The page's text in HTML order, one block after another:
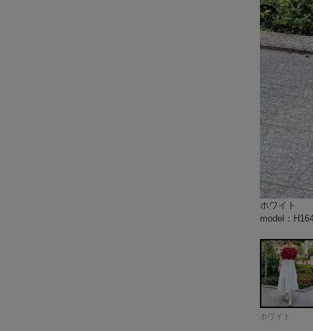
ホワイト
model：
ブラック
model：
model：
model：
model：
model：
color：ホワ
color：ホワ
color：ホワ
model：
model：
model：
model：
model：
model：
ホワイト